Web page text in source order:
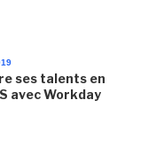
ses talents en
avec Workday